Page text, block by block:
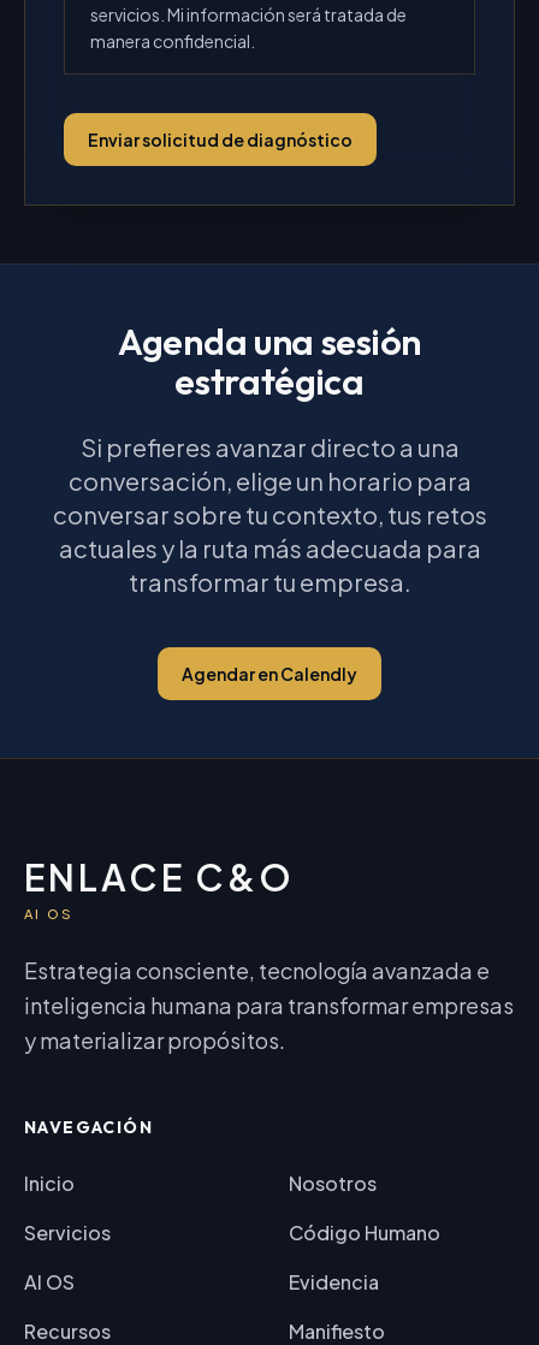
servicios. Mi información será tratada de
manera confidencial.
Enviar solicitud de diagnóstico
Agenda una sesión
estratégica
Si prefieres avanzar directo a una
conversación, elige un horario para
conversar sobre tu contexto, tus retos
actuales y la ruta más adecuada para
transformar tu empresa.
Agendar en Calendly
ENLACE C&O
AI OS
Estrategia consciente, tecnología avanzada e
inteligencia humana para transformar empresas
y materializar propósitos.
NAVEGACIÓN
Inicio
Nosotros
Servicios
Código Humano
AI OS
Evidencia
Recursos
Manifiesto